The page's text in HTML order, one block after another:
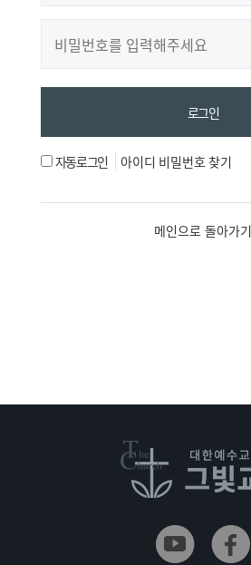
자동로그인 아이디 비밀번호 찾기
메인으로 돌아가기